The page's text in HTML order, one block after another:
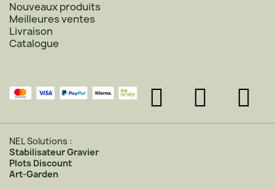
Nouveaux produits
Meilleures ventes
Livraison
Catalogue
NEL Solutions :
Stabilisateur Gravier
Plots Discount
Art-Garden